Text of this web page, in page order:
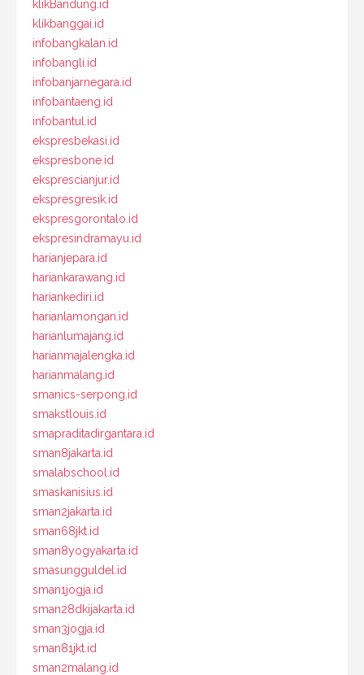
klikBandung.id
klikbanggai.id
infobangkalan.id
infobangli.id
infobanjarnegara.id
infobantaeng.id
infobantul.id
ekspresbekasi.id
ekspresbone.id
eksprescianjur.id
ekspresgresik.id
ekspresgorontalo.id
ekspresindramayu.id
harianjepara.id
hariankarawang.id
hariankediri.id
harianlamongan.id
harianlumajang.id
harianmajalengka.id
harianmalang.id
smanics-serpong.id
smakstlouis.id
smapraditadirgantara.id
sman8jakarta.id
smalabschool.id
smaskanisius.id
sman2jakarta.id
sman68jkt.id
sman8yogyakarta.id
smasungguldel.id
sman1jogja.id
sman28dkijakarta.id
sman3jogja.id
sman81jkt.id
sman2malang.id